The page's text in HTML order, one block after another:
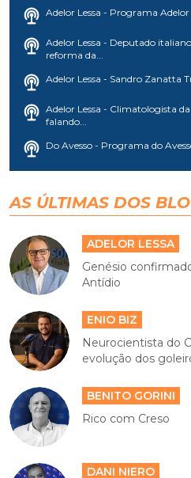
Adelor Lessa - Programa
Adelor Lessa - Deputado
reforma da...
Adelor Lessa - Sandro Zanatta
Adelor Lessa - Climatologista
falando...
Do Avesso - Programa do
AS ÚLTIMAS DOS
ADELOR LESSA
Genésio
Antídio
ENIO BIZ
Neurocientista do
evolução dos
BENITO GORINI
Rico com Creso
DANI NIERO